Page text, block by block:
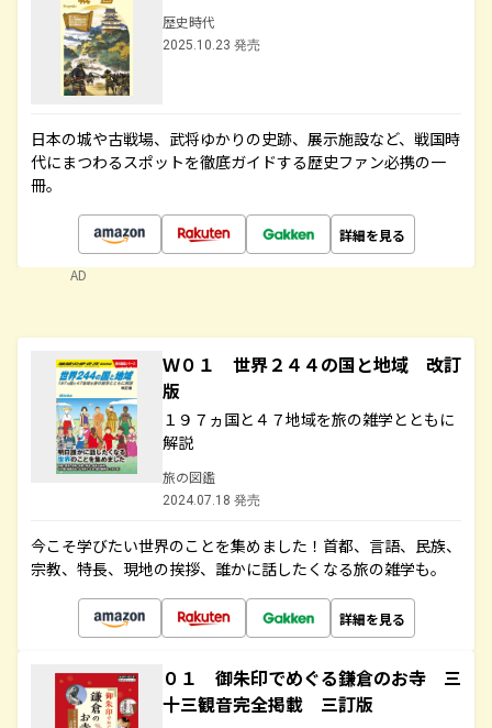
歴史時代
2025.10.23 発売
日本の城や古戦場、武将ゆかりの史跡、展示施設など、戦国時
代にまつわるスポットを徹底ガイドする歴史ファン必携の一
冊。
詳細を見る
AD
Ｗ０１ 世界２４４の国と地域 改訂
版
１９７ヵ国と４７地域を旅の雑学とともに
解説
旅の図鑑
2024.07.18 発売
今こそ学びたい世界のことを集めました！首都、言語、民族、
宗教、特長、現地の挨拶、誰かに話したくなる旅の雑学も。
詳細を見る
０１ 御朱印でめぐる鎌倉のお寺 三
十三観音完全掲載 三訂版